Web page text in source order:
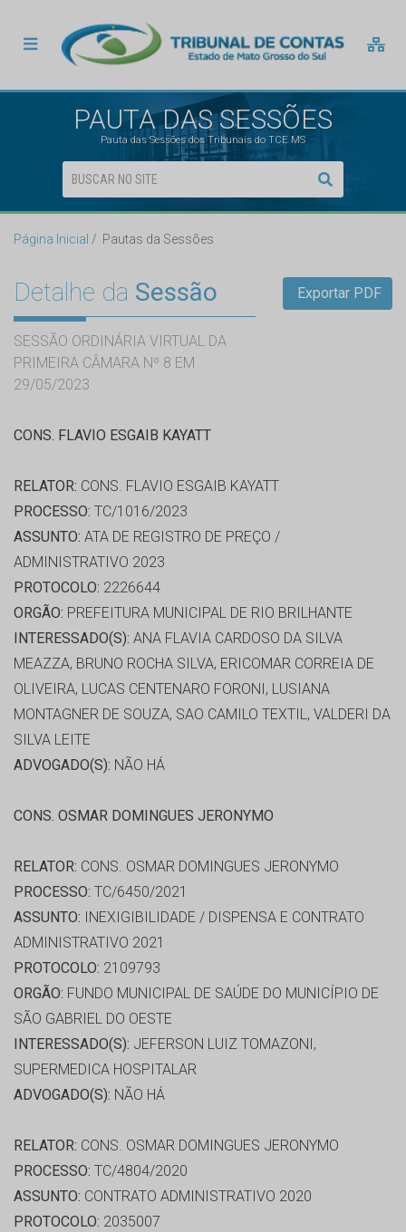
PAUTA DAS SESSÕES
Pauta das Sessões dos Tribunais do TCE MS
Página Inicial Pautas da Sessões
Detalhe da Sessão
SESSÃO ORDINÁRIA VIRTUAL DA
PRIMEIRA CÂMARA Nº 8 EM
29/05/2023
Exportar PDF
CONS. FLAVIO ESGAIB KAYATT
RELATOR: CONS. FLAVIO ESGAIB KAYATT
PROCESSO: TC/1016/2023
ASSUNTO: ATA DE REGISTRO DE PREÇO /
ADMINISTRATIVO 2023
PROTOCOLO: 2226644
ORGÃO: PREFEITURA MUNICIPAL DE RIO BRILHANTE
INTERESSADO(S): ANA FLAVIA CARDOSO DA SILVA
MEAZZA, BRUNO ROCHA SILVA, ERICOMAR CORREIA DE
OLIVEIRA, LUCAS CENTENARO FORONI, LUSIANA
MONTAGNER DE SOUZA, SAO CAMILO TEXTIL, VALDERI DA
SILVA LEITE
ADVOGADO(S): NÃO HÁ
CONS. OSMAR DOMINGUES JERONYMO
RELATOR: CONS. OSMAR DOMINGUES JERONYMO
PROCESSO: TC/6450/2021
ASSUNTO: INEXIGIBILIDADE / DISPENSA E CONTRATO
ADMINISTRATIVO 2021
PROTOCOLO: 2109793
ORGÃO: FUNDO MUNICIPAL DE SAÚDE DO MUNICÍPIO DE
SÃO GABRIEL DO OESTE
INTERESSADO(S): JEFERSON LUIZ TOMAZONI,
SUPERMEDICA HOSPITALAR
ADVOGADO(S): NÃO HÁ
RELATOR: CONS. OSMAR DOMINGUES JERONYMO
PROCESSO: TC/4804/2020
ASSUNTO: CONTRATO ADMINISTRATIVO 2020
PROTOCOLO: 2035007